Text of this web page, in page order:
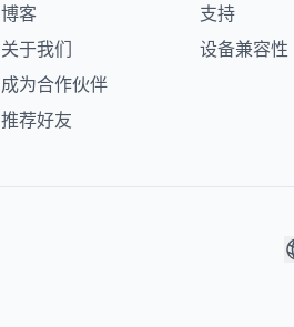
博客
关于我们
成为合作伙伴
推荐好友
支持
设备兼容性